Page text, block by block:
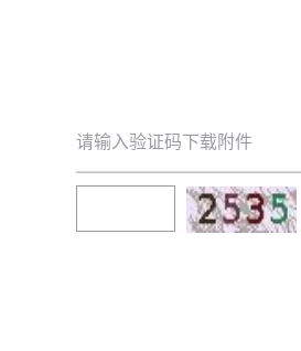
请输入验证码下载附件